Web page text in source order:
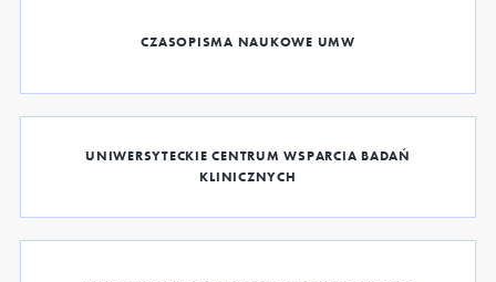
CZASOPISMA NAUKOWE UMW
UNIWERSYTECKIE CENTRUM WSPARCIA BADAŃ
KLINICZNYCH